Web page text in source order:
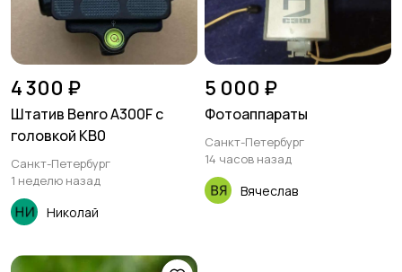
4 300 ₽
Штатив Benro A300F с
головкой KB0
Санкт-Петербург
1 неделю назад
Николай
5 000 ₽
Фотоаппараты
Санкт-Петербург
14 часов назад
Вячеслав